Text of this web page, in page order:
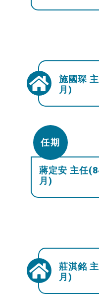
施國琛
月)
任期
蔣定安 主任
月)
莊淇銘
月)